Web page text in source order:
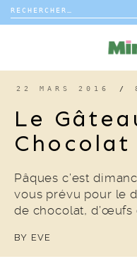
Rechercher :
DÉCO
COUP DE COEUR
EDITORIAL
22 MARS 2016 /
Le
Pâques c’est
vous prévu pour le
de chocolat, d’œufs
BY EVE